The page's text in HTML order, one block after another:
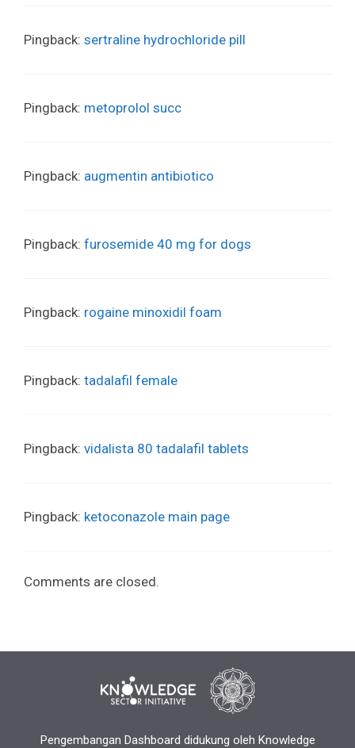
Pingback: sertraline hydrochloride pill
Pingback: metoprolol succ
Pingback: augmentin antibiotico
Pingback: furosemide 40 mg for dogs
Pingback: rogaine minoxidil foam
Pingback: tadalafil female
Pingback: vidalista 80 tadalafil tablets
Pingback: ketoconazole main page
Comments are closed.
Pengembangan Dashboard didukung oleh Knowledge